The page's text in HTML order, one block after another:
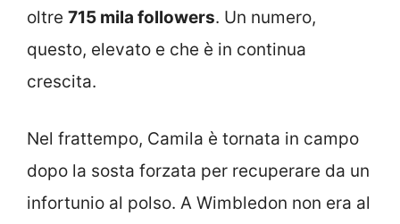
oltre 715 mila followers. Un numero,
questo, elevato e che è in continua
crescita.
Nel frattempo, Camila è tornata in campo
dopo la sosta forzata per recuperare da un
infortunio al polso. A Wimbledon non era al